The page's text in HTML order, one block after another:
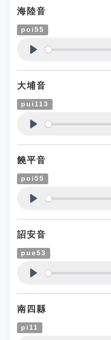
海陸音
poi55
大埔音
pui113
饒平音
poi55
詔安音
pue53
南四縣
pi11